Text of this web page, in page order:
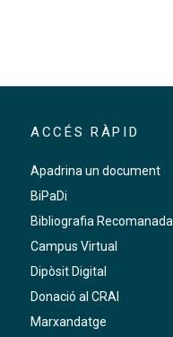
ACCÉS RÀPID
Apadrina un document
BiPaDi
Bibliografia Recomanada
Campus Virtual
Dipòsit Digital
Donació al CRAI
Marxandatge